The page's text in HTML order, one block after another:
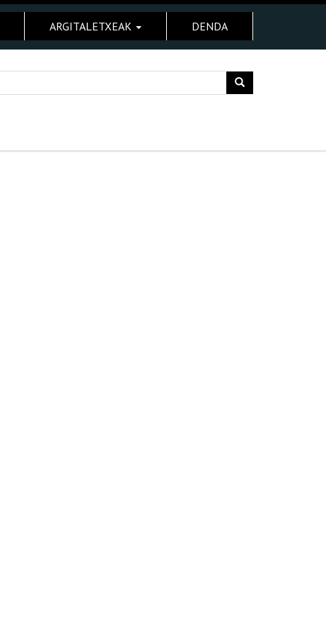
ARGITALETXEAK DENDA